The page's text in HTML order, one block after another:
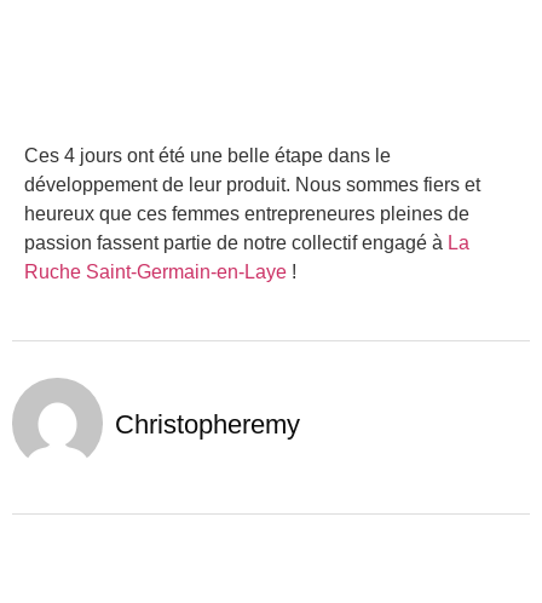
Ces 4 jours ont été une belle étape dans le
développement de leur produit. Nous sommes fiers et
heureux que ces femmes entrepreneures pleines de
passion fassent partie de notre collectif engagé à La
Ruche Saint-Germain-en-Laye !
Christopheremy